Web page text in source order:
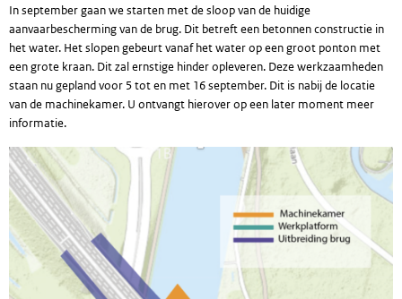
In september gaan we starten met de sloop van de huidige
aanvaarbescherming van de brug. Dit betreft een betonnen constructie in
het water. Het slopen gebeurt vanaf het water op een groot ponton met
een grote kraan. Dit zal ernstige hinder opleveren. Deze werkzaamheden
staan nu gepland voor 5 tot en met 16 september. Dit is nabij de locatie
van de machinekamer. U ontvangt hierover op een later moment meer
informatie.